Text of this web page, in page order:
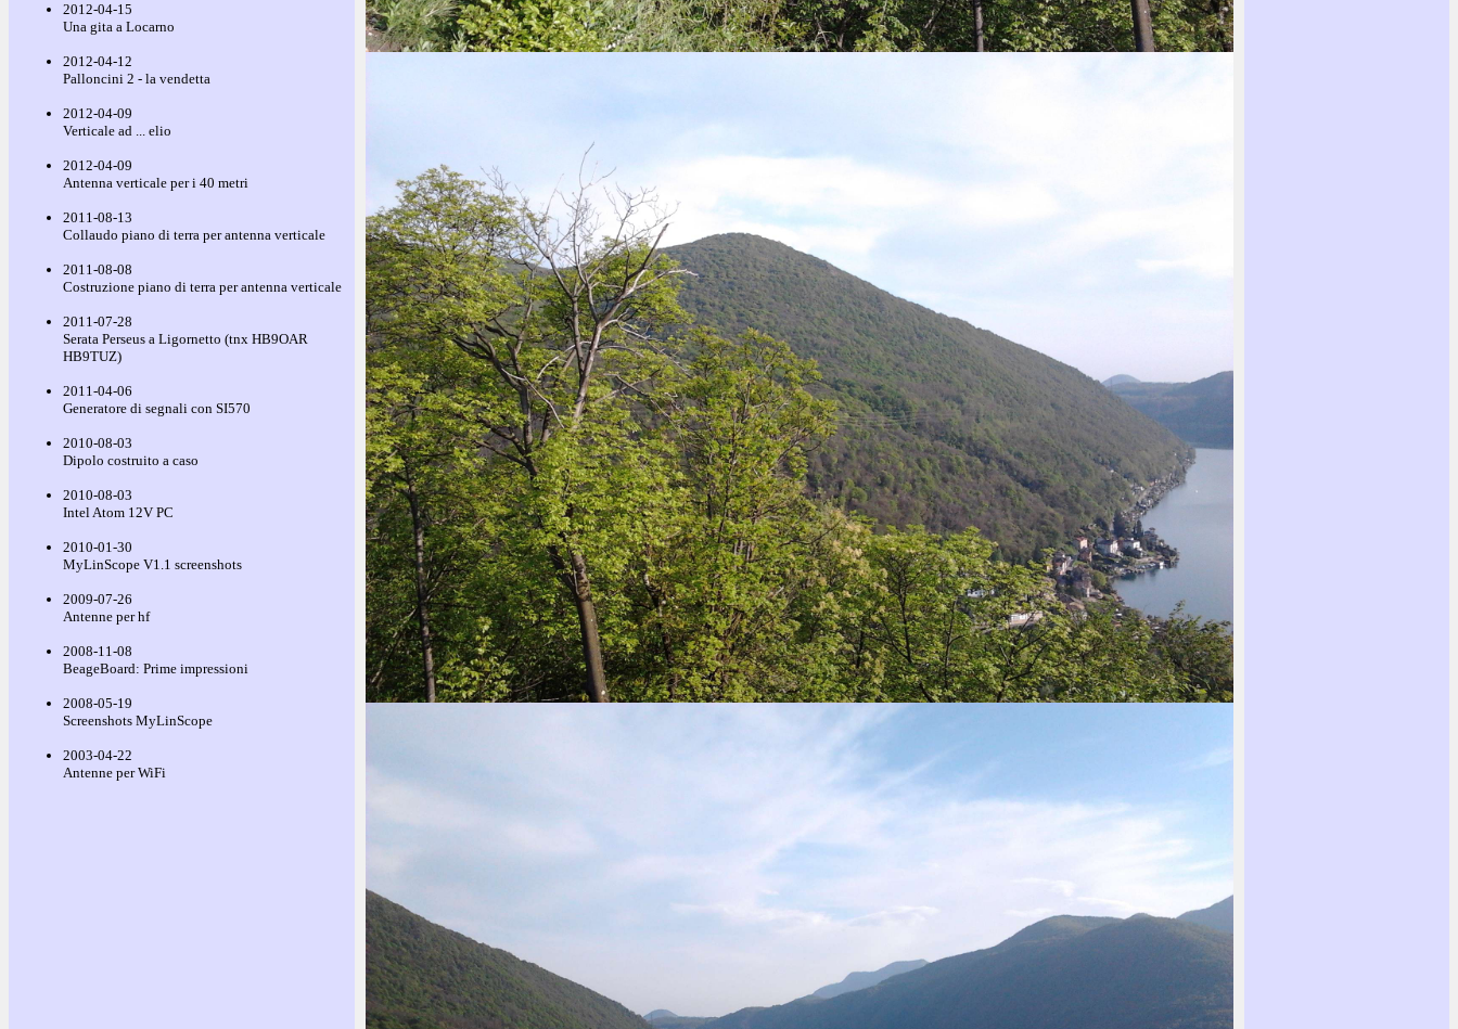
2012-04-15
Una gita a Locarno
2012-04-12
Palloncini 2 - la vendetta
2012-04-09
Verticale ad ... elio
2012-04-09
Antenna verticale per i 40 metri
2011-08-13
Collaudo piano di terra per antenna verticale
2011-08-08
Costruzione piano di terra per antenna verticale
2011-07-28
Serata Perseus a Ligornetto (tnx HB9OAR
HB9TUZ)
2011-04-06
Generatore di segnali con SI570
2010-08-03
Dipolo costruito a caso
2010-08-03
Intel Atom 12V PC
2010-01-30
MyLinScope V1.1 screenshots
2009-07-26
Antenne per hf
2008-11-08
BeageBoard: Prime impressioni
2008-05-19
Screenshots MyLinScope
2003-04-22
Antenne per WiFi